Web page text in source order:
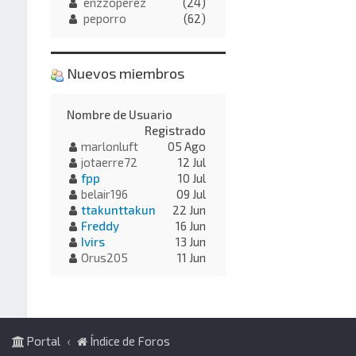
peporro
(62)
Nuevos miembros
Nombre de Usuario
Registrado
marlonluft
05 Ago
jotaerre72
12 Jul
fpp
10 Jul
belair196
09 Jul
ttakunttakun
22 Jun
Freddy
16 Jun
Ivirs
13 Jun
Orus205
11 Jun
Portal Índice de Foros